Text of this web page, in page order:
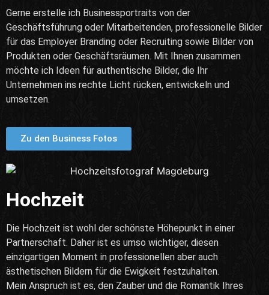
Gerne erstelle ich Businessportraits von der
Geschäftsführung oder Mitarbeitenden, professionelle Bilder
für das Employer Branding oder Recruiting sowie Bilder von
Produkten oder Geschäftsräumen. Mit Ihnen zusammen
möchte ich Ideen für authentische Bilder, die Ihr
Unternehmen ins rechte Licht rücken, entwickeln und
umsetzen.
Zu den Business Fotos
Hochzeit
Die Hochzeit ist wohl der schönste Höhepunkt in einer
Partnerschaft. Daher ist es umso wichtiger, diesen
einzigartigen Moment in professionellen aber auch
ästhetischen Bildern für die Ewigkeit festzuhalten.
Mein Anspruch ist es, den Zauber und die Romantik Ihres